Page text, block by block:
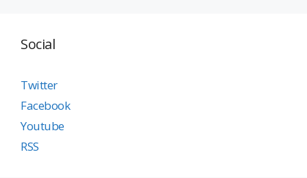
Social
Twitter
Facebook
Youtube
RSS